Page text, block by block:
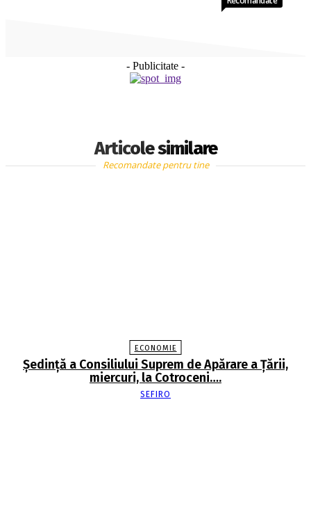
- Publicitate -
Articole similare
Recomandate pentru tine
ECONOMIE
Şedinţă a Consiliului Suprem de Apărare a Ţării,
miercuri, la Cotroceni….
SEFIRO